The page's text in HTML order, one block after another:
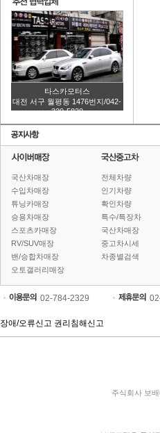
타스카모터스
대전 서구 월평동 1476번지/042-
320-5820
국산차매장
수입차매장
튜닝카매장
승용차매장
스포츠카매장
RV/SUV매장
밴/승합차매장
오토갤러리매장
전체차량
인기차량
확인차량
특수/특장차
국산차매장
중고차시세
차종별검색
02-784-2329
장애/오류신고 권리침해신고
주식회사 보